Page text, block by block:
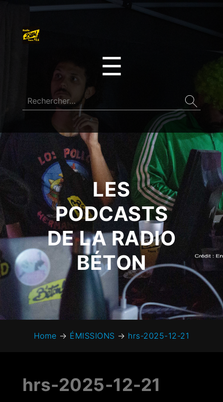
☰
LES
PODCASTS
DE LA RADIO
BÉTON
Home → ÉMISSIONS → hrs-2025-12-21
hrs-2025-12-21